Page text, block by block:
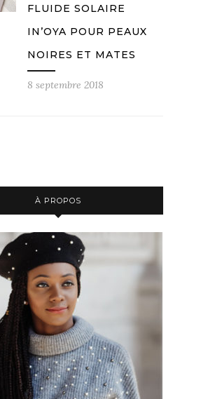
FLUIDE SOLAIRE
IN’OYA POUR PEAUX
NOIRES ET MATES
8 septembre 2018
À PROPOS